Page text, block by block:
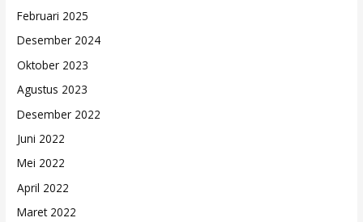
Februari 2025
Desember 2024
Oktober 2023
Agustus 2023
Desember 2022
Juni 2022
Mei 2022
April 2022
Maret 2022